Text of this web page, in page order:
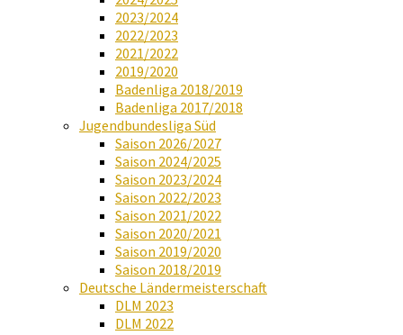
2023/2024
2022/2023
2021/2022
2019/2020
Badenliga 2018/2019
Badenliga 2017/2018
Jugendbundesliga Süd
Saison 2026/2027
Saison 2024/2025
Saison 2023/2024
Saison 2022/2023
Saison 2021/2022
Saison 2020/2021
Saison 2019/2020
Saison 2018/2019
Deutsche Ländermeisterschaft
DLM 2023
DLM 2022